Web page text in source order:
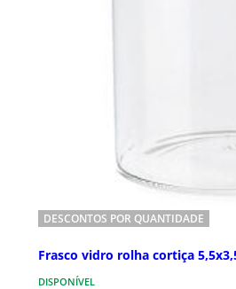
DESCONTOS POR QUANTIDADE
Frasco vidro rolha cortiça
DISPONÍVEL